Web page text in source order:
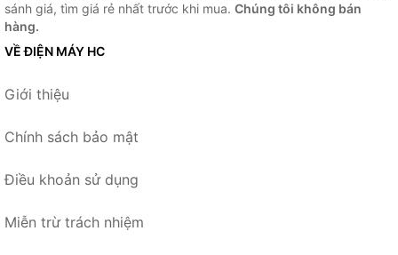
sánh giá, tìm giá rẻ nhất trước khi mua. Chúng tôi không bán
hàng.
VỀ ĐIỆN MÁY HC
Giới thiệu
Chính sách bảo mật
Điều khoản sử dụng
Miễn trừ trách nhiệm